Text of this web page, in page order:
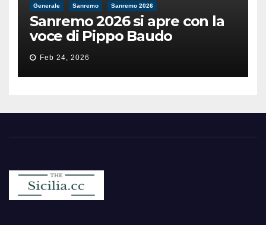
Generale Sanremo Sanremo 2026
Sanremo 2026 si apre con la
voce di Pippo Baudo
Feb 24, 2026